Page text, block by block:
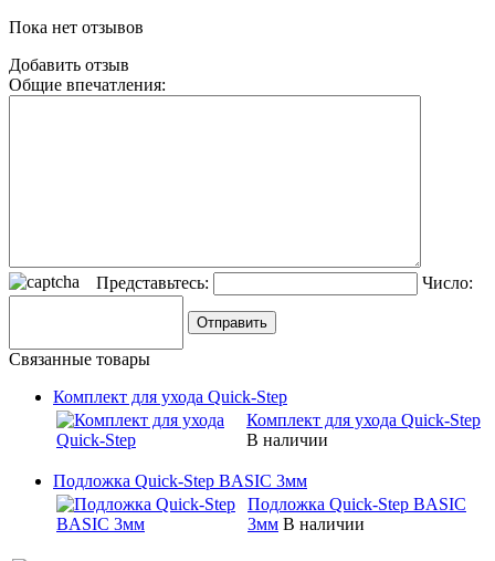
Пока нет отзывов
Добавить отзыв
Общие впечатления:
Представьтесь: Число:
Связанные товары
Комплект для ухода Quick-Step
Комплект для ухода Quick-Step
В наличии
Подложка Quick-Step BASIC 3мм
Подложка Quick-Step BASIC
3мм В наличии